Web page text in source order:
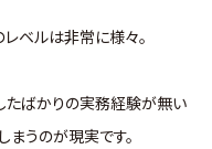
レベルは非常に様々。
たばかりの実務経験が無い
うのが現実です。